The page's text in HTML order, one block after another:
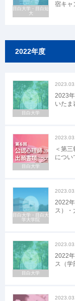
宿キャ
目白大学・目白短
大
2022年度
2023
いたま
目白大学
＜第
につい
目白大学
2022
ス）・
目白大学・目白大
学大学院
2022
ス（学
目白大学